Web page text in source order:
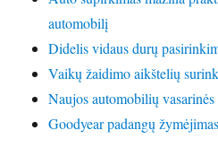
automobilį
Didelis vidaus durų
Vaikų žaidimo aikštelių
Naujos automobilių
Goodyear padangų